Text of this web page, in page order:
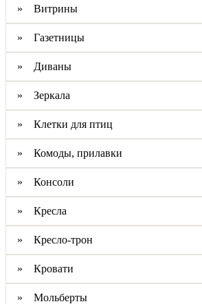
» Витрины
» Газетницы
» Диваны
» Зеркала
» Клетки для птиц
» Комоды, прилавки
» Консоли
» Кресла
» Кресло-трон
» Кровати
» Мольберты